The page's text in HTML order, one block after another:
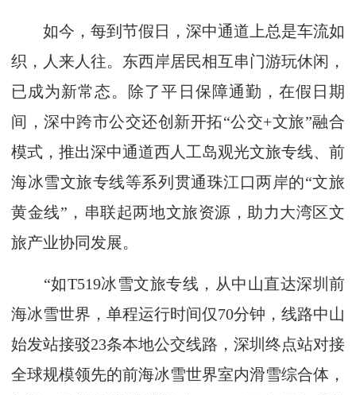
如今，每到节假日，深中通道上总是车流如
织，人来人往。东西岸居民相互串门游玩休闲，
已成为新常态。除了平日保障通勤，在假日期
间，深中跨市公交还创新开拓“公交+文旅”融合
模式，推出深中通道西人工岛观光文旅专线、前
海冰雪文旅专线等系列贯通珠江口两岸的“文旅
黄金线”，串联起两地文旅资源，助力大湾区文
旅产业协同发展。
“如T519冰雪文旅专线，从中山直达深圳前
海冰雪世界，单程运行时间仅70分钟，线路中山
始发站接驳23条本地公交线路，深圳终点站对接
全球规模领先的前海冰雪世界室内滑雪综合体，